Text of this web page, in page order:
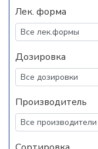
Лек. форма
Дозировка
Производитель